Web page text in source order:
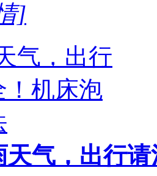
]
天气，出行